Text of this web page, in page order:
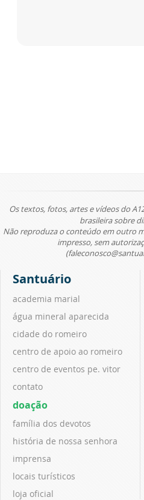
Os textos, fotos, artes e vídeos do
brasileira sobre
Não reproduza o conteúdo em outro
impresso, sem
Santuário
academia marial
água mineral aparecida
cidade do romeiro
centro de apoio ao romeiro
centro de eventos pe. vitor
contato
doação
família dos devotos
história de nossa senhora
imprensa
locais turísticos
loja oficial